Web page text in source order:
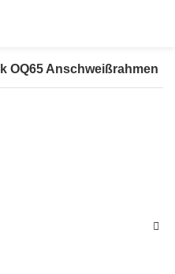
OQ65 Anschweißrahmen